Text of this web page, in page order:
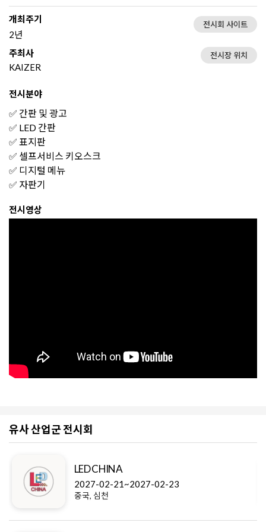
개최주기
2년
전시회 사이트
주최사
KAIZER
전시장 위치
전시분야
✅ 간판 및 광고
✅ LED 간판
✅ 표지판
✅ 셀프서비스 키오스크
✅ 디지털 메뉴
✅ 자판기
전시영상
유사 산업군 전시회
LED CHINA
2027-02-21~2027-02-23
중국, 심천